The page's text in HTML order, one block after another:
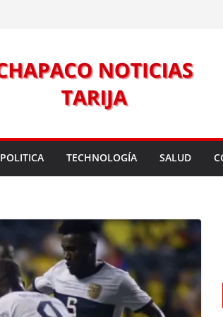
POLITICA TECHNOLOGÍA SALUD